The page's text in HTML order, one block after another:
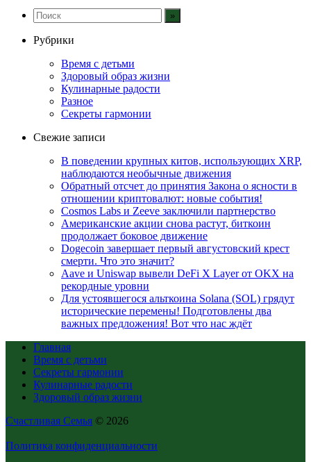
Рубрики
Время с детьми
Здоровый образ жизни
Кулинарные радости
Разное
Секреты гармонии
Свежие записи
В поведении крупных китов, использующих XRP,
наблюдаются необычные движения
Обратный отсчет до принятия Закона о ясности в
отношении криптовалют: новые события!
Cosmos Labs и Zeeve заключили партнерство
Американские акции снова растут, биткоин
продолжает боковое движение
Dogecoin завершает первый августовский крест
смерти. Что это значит?
Aave и Uniswap вывели DeFi X Layer от OKX на
рекордные уровни
Для устоявшегося альткоина Solana (SOL) грядут
исторические перемены! Подготовлены два
важных предложения! Вот что нас ждёт
Главная
Время с детьми
Секреты гармонии
Кулинарные радости
Здоровый образ жизни
Счастливая Семья © 2026
Политика конфиденциальности